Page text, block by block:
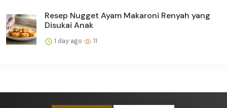
Resep Nugget Ayam Makaroni Renyah yang
Disukai Anak
1 day ago 11